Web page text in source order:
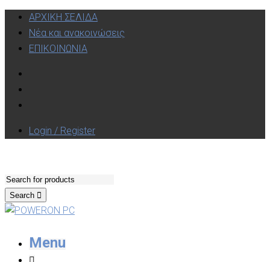
ΑΡΧΙΚΗ ΣΕΛΙΔΑ
Νέα και ανακοινώσεις
ΕΠΙΚΟΙΝΩΝΙΑ
Login / Register
Search
Menu